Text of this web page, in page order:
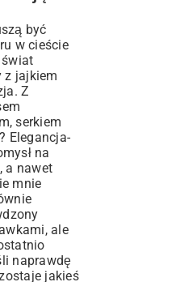
być
w cieście
z jajkiem
Z
serkiem
Elegancja-
na
a nawet
mnie
, ale
naprawdę
jakieś